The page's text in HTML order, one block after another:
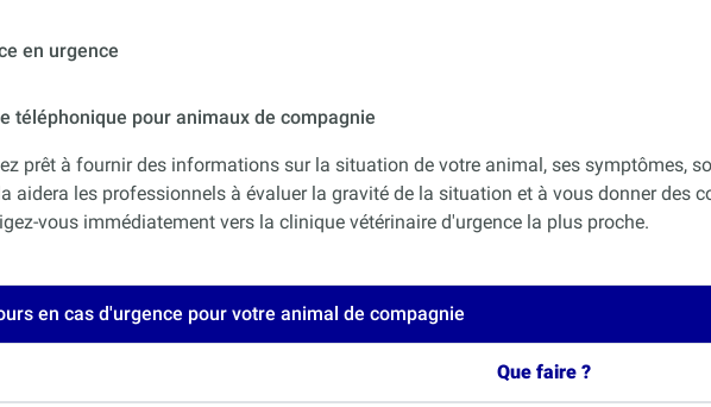
en urgence
téléphonique pour animaux de compagnie
prêt à fournir des informations sur la situation de votre animal, ses symptômes,
aidera les professionnels à évaluer la gravité de la situation et à vous donner des
vous immédiatement vers la clinique vétérinaire d'urgence la plus proche.
en cas d'urgence pour votre animal de compagnie
Que faire ?